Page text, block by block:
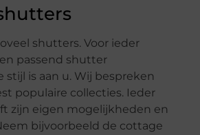
shutters. Voor ieder
passend shutter
stijl is aan u. Wij bespreken
populaire collecties. Ieder
zijn eigen mogelijkheden en
bijvoorbeeld de cottage